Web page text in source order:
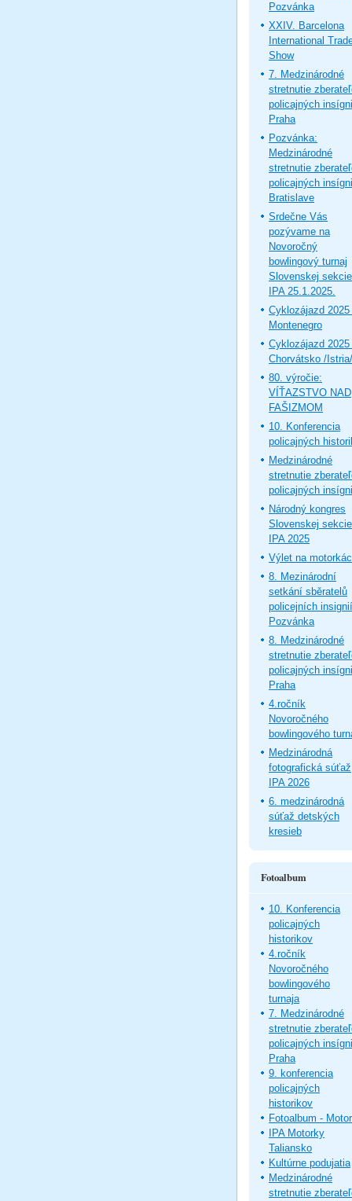
Pozvánka
XXIV. Barcelona
International
Show
7. Medzinárodné
stretnutie
policajných
Praha
Pozvánka:
Medzinárodné
stretnutie
policajných
Bratislave
Srdečne Vás
pozývame na
Novoročný
bowlingový turnaj
Slovenskej sekcie
IPA 25.1.2025.
Cyklozájazd 2025
Montenegro
Cyklozájazd 2025
Chorvátsko /Istria/
80. výročie:
VÍŤAZSTVO NAD
FAŠIZMOM
10. Konferencia
policajných
Medzinárodné
stretnutie
policajných
Národný kongres
Slovenskej sekcie
IPA 2025
Výlet na
8. Mezinárodní
setkání sběratelů
policejních
Pozvánka
8. Medzinárodné
stretnutie
policajných
Praha
4.ročník
Novoročného
bowlingového
Medzinárodná
fotografická súťaž
IPA 2026
6. medzinárodná
súťaž detských
kresieb
Fotoalbum
10. Konferencia
policajných
historikov
4.ročník
Novoročného
bowlingového
turnaja
7. Medzinárodné
stretnutie
policajných
Praha
9. konferencia
policajných
historikov
Fotoalbum -
IPA Motorky
Taliansko
Kultúrne podujatia
Medzinárodné
stretnutie